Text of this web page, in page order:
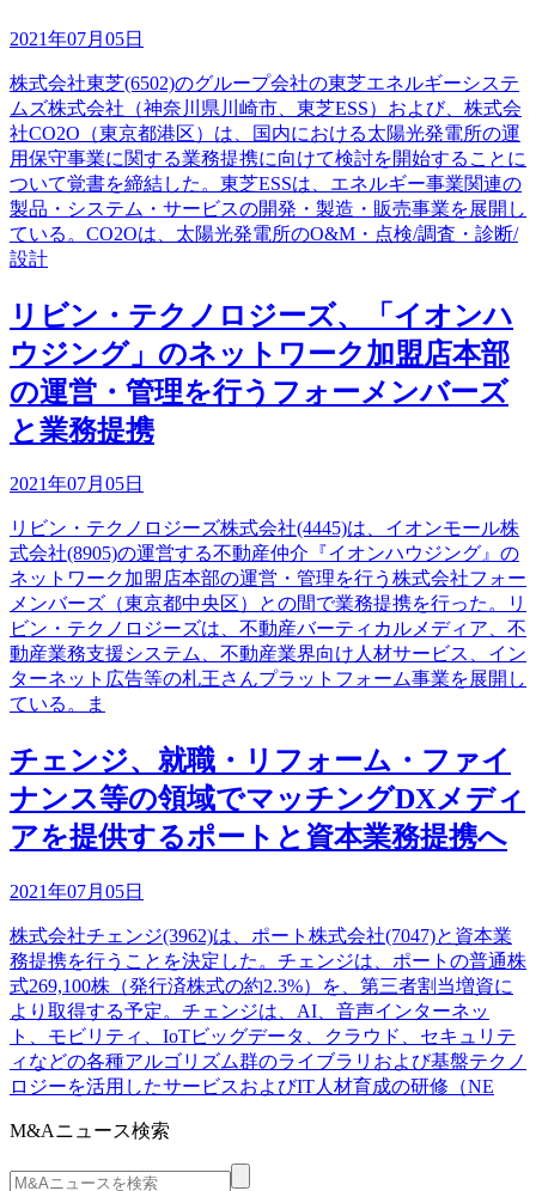
2021年07月05日
株式会社東芝(6502)のグループ会社の東芝エネルギーシステ
ムズ株式会社（神奈川県川崎市、東芝ESS）および、株式会
社CO2O（東京都港区）は、国内における太陽光発電所の運
用保守事業に関する業務提携に向けて検討を開始することに
ついて覚書を締結した。東芝ESSは、エネルギー事業関連の
製品・システム・サービスの開発・製造・販売事業を展開し
ている。CO2Oは、太陽光発電所のO&M・点検/調査・診断/
設計
リビン・テクノロジーズ、「イオンハ
ウジング」のネットワーク加盟店本部
の運営・管理を行うフォーメンバーズ
と業務提携
2021年07月05日
リビン・テクノロジーズ株式会社(4445)は、イオンモール株
式会社(8905)の運営する不動産仲介『イオンハウジング』の
ネットワーク加盟店本部の運営・管理を行う株式会社フォー
メンバーズ（東京都中央区）との間で業務提携を行った。リ
ビン・テクノロジーズは、不動産バーティカルメディア、不
動産業務支援システム、不動産業界向け人材サービス、イン
ターネット広告等の札王さんプラットフォーム事業を展開し
ている。ま
チェンジ、就職・リフォーム・ファイ
ナンス等の領域でマッチングDXメディ
アを提供するポートと資本業務提携へ
2021年07月05日
株式会社チェンジ(3962)は、ポート株式会社(7047)と資本業
務提携を行うことを決定した。チェンジは、ポートの普通株
式269,100株（発行済株式の約2.3%）を、第三者割当増資に
より取得する予定。チェンジは、AI、音声インターネッ
ト、モビリティ、IoTビッグデータ、クラウド、セキュリテ
ィなどの各種アルゴリズム群のライブラリおよび基盤テクノ
ロジーを活用したサービスおよびIT人材育成の研修（NE
M&Aニュース検索